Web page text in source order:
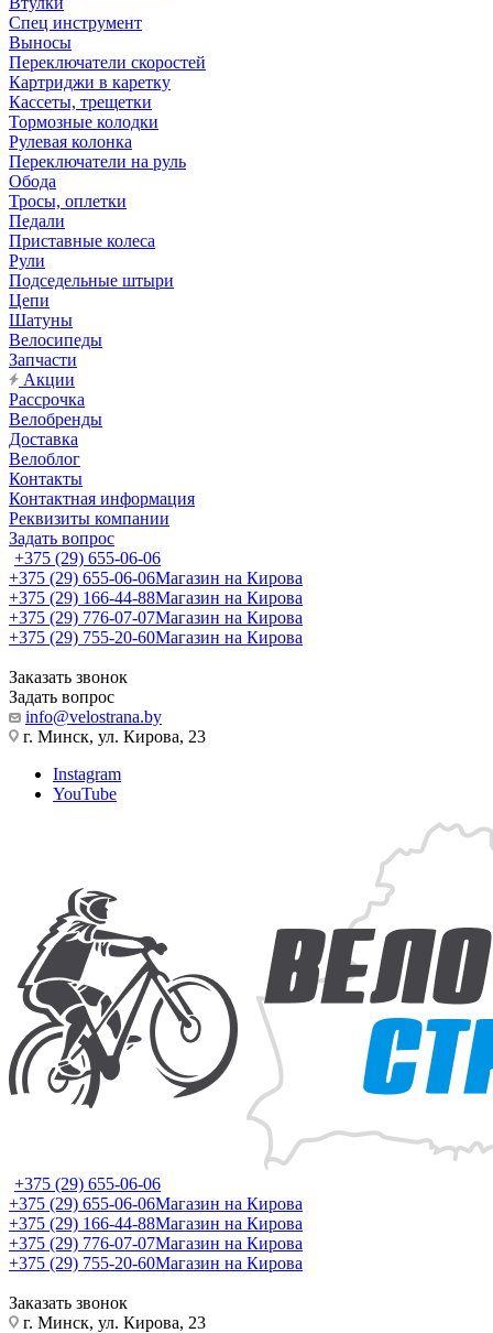
Спец инструмент
Выносы
Переключатели скоростей
Картриджи в каретку
Кассеты, трещетки
Тормозные колодки
Рулевая колонка
Переключатели на руль
Обода
Тросы, оплетки
Педали
Приставные колеса
Рули
Подседельные штыри
Цепи
Шатуны
Велосипеды
Запчасти
Акции
Рассрочка
Велобренды
Доставка
Велоблог
Контакты
Контактная информация
Реквизиты компании
Задать вопрос
+375 (29) 655-06-06
+375 (29) 655-06-06Магазин на Кирова
+375 (29) 166-44-88Магазин на Кирова
+375 (29) 776-07-07Магазин на Кирова
+375 (29) 755-20-60Магазин на Кирова
Заказать звонок
Задать вопрос
info@velostrana.by
г. Минск, ул. Кирова, 23
Instagram
YouTube
+375 (29) 655-06-06
+375 (29) 655-06-06Магазин на Кирова
+375 (29) 166-44-88Магазин на Кирова
+375 (29) 776-07-07Магазин на Кирова
+375 (29) 755-20-60Магазин на Кирова
Заказать звонок
г. Минск, ул. Кирова, 23